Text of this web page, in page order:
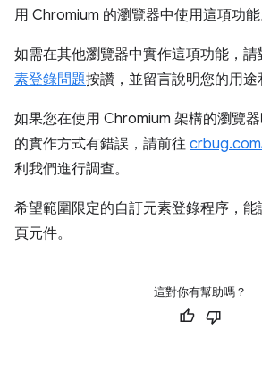
用 Chromium 的瀏覽器中使用這項功能
如需在其他瀏覽器中實作這項功能，請
素登錄問題按讚，並留言說明您的用途
如果您在使用 Chromium 架構的瀏覽
的實作方式有錯誤，請前往
利我們進行調查。
希望範圍限定的自訂元素登錄程序，
頁元件。
這對你有幫助嗎？